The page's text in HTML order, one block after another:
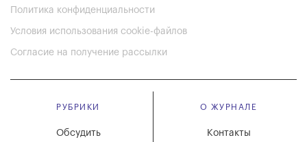
Политика конфиденциальности
Условия использования cookie-файлов
Согласие на получение рассылки
РУБРИКИ
Обсудить
О ЖУРНАЛЕ
Контакты